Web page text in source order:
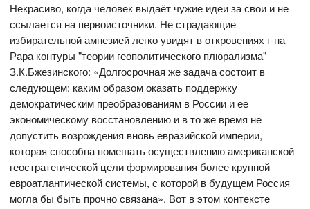
Некрасиво, когда человек выдаёт чужие идеи за свои и не
ссылается на первоисточники. Не страдающие
избирательной амнезией легко увидят в откровениях г-на
Рара контуры "теории геополитического плюрализма"
З.К.Бжезинского: «Долгосрочная же задача состоит в
следующем: каким образом оказать поддержку
демократическим преобразованиям в России и ее
экономическому восстановлению и в то же время не
допустить возрождения вновь евразийской империи,
которая способна помешать осуществлению американской
геостратегической цели формирования более крупной
евроатлантической системы, с которой в будущем Россия
могла бы быть прочно связана». Вот в этом контексте